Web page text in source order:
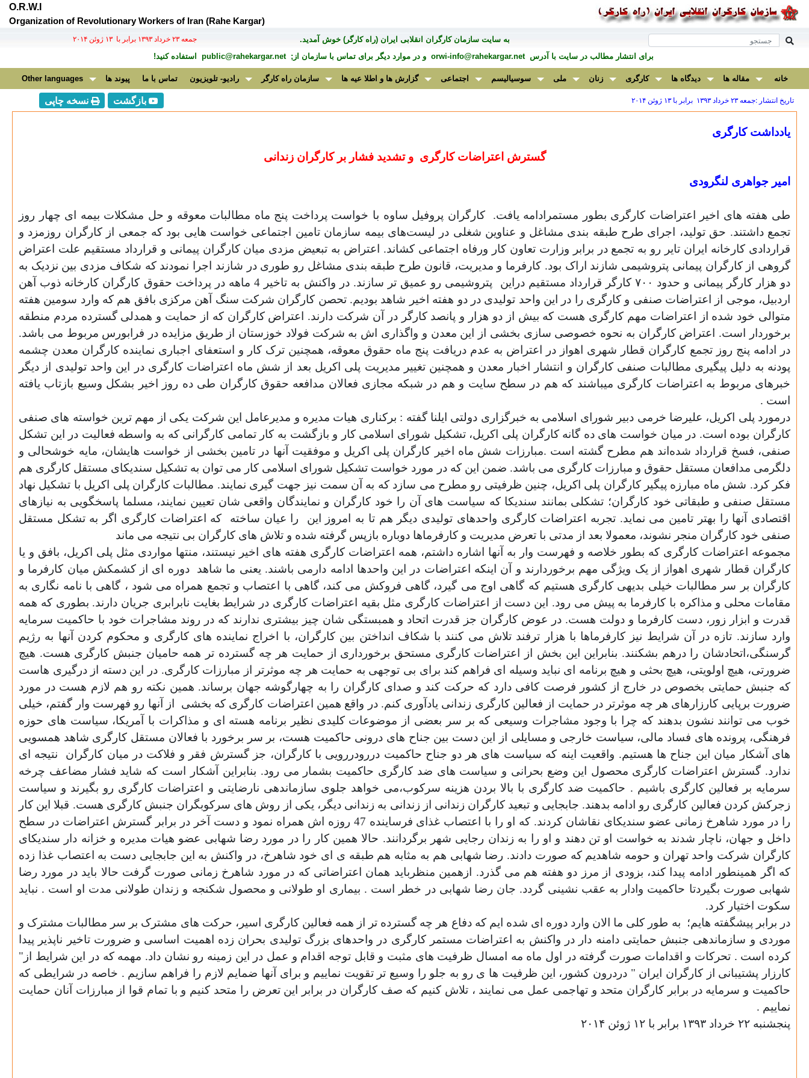
O.R.W.I
Organization of Revolutionary Workers of Iran (Rahe Kargar)
به سايت سازمان کارگران انقلابی ايران (راه کارگر) خوش آمديد. جمعه ۲۳ خرداد ۱۳۹۳ برابر با ۱۳ ژوئن ۲۰۱۴
برای انتشار مطالب در سايت با آدرسorwi-info@rahekargar.net و در موارد ديگر برای تماس با سازمان از;public@rahekargar.net استفاده کنید!
خانه مقاله ها دیدگاه ها کارگری زنان ملی سوسیالیسم اجتماعی گزارش ها و اطلا عیه ها سازمان راه کارگر رادیو- تلویزیون تماس با ما پیوند ها Other languages
تاریخ انتشار :جمعه ۲۳ خرداد ۱۳۹۳ برابر با ۱۳ ژوئن ۲۰۱۴ بازگشت نسخه چاپی
یادداشت کارگری
گسترش اعتراضات کارگری و تشدید فشار بر کارگران زندانی
امیر جواهری لنگرودی
طی هفته های اخیر اعتراضات کارگری بطور مستمرادامه یافت.
کارگران پروفیل ساوه با خواست پرداخت پنج ماه مطالبات معوقه و حل مشکلات بیمه ای چهار روز
تجمع داشتند. حق تولید، اجرای طرح طبقه بندی مشاغل و عناوین شغلی در لیست‌های بیمه سازمان تامین اجتماعی خواست هایی بود که جمعی از کارگران روزمزد و
قراردادی کارخانه ایران تایر رو به تجمع در برابر وزارت تعاون کار ورفاه اجتماعی کشاند. اعتراض به تبعیض مزدی میان کارگران پیمانی و قرارداد مستقیم علت اعتراض
گروهی از کارگران پیمانی پتروشیمی شازند اراک بود. کارفرما و مدیریت، قانون طرح طبقه بندی مشاغل رو طوری در شازند اجرا نمودند که شکاف مزدی بین نزدیک به
دو هزار کارگر پیمانی و حدود ۷۰۰کارگر قرارداد مستقیم دراین
پتروشیمی رو عمیق تر سازند. در واکنش به تاخیر 4 ماهه در پرداخت حقوق کارگران کارخانه ذوب آهن
اردبیل، موجی از اعتراضات صنفی و کارگری را در این واحد تولیدی در دو هفته اخیر شاهد بودیم. تحصن کارگران شرکت سنگ آهن مرکزی بافق هم که وارد سومین هفته
متوالی خود شده از اعتراضات مهم کارگری هست که بیش از دو هزار و پانصد کارگر در آن شرکت دارند. اعتراض کارگران که از حمایت و همدلی گسترده مردم منطقه
برخوردار است. اعتراض کارگران به نحوه خصوصی سازی بخشی از این معدن و واگذاری اش به شرکت فولاد خوزستان از طریق مزایده در فرابورس مربوط می باشد.
در ادامه پنج روز تجمع کارگران قطار شهری اهواز در اعتراض به عدم دریافت پنج ماه حقوق معوقه، همچنین ترک کار و استعفای اجباری نماینده کارگران معدن چشمه
پودنه به دلیل پیگیری مطالبات صنفی کارگران و انتشار اخبار معدن و همچنین تغییر مدیریت پلی اکریل بعد از شش ماه اعتراضات کارگری در این واحد تولیدی از دیگر
خبرهای مربوط به اعتراضات کارگری میباشند که هم در سطح سایت و هم در شبکه مجازی فعالان مدافعه حقوق کارگران طی ده روز اخیر بشکل وسیع بازتاب یافته
است .
درمورد پلی اکریل، علیرضا خرمی دبیر شورای اسلامی به خبرگزاری دولتی ایلنا گفته : برکناری هیات مدیره و مدیرعامل این شرکت یکی از مهم ترین خواسته های صنفی
کارگران بوده است. در میان خواست های ده گانه کارگران پلی اکریل، تشکیل شورای اسلامی کار و بازگشت به کار تمامی کارگرانی که به واسطه فعالیت در این تشکل
صنفی، فسخ قرارداد شده‌اند هم مطرح گشته است .مبارزات شش ماه اخیر کارگران پلی اکریل و موفقیت آنها در تامین بخشی از خواست هایشان، مایه خوشحالی و
دلگرمی مدافعان مستقل حقوق و مبارزات کارگری می باشد. ضمن این که در مورد خواست تشکیل شورای اسلامی کار می توان به تشکیل سندیکای مستقل کارگری هم
فکر کرد. شش ماه مبارزه پیگیر کارگران پلی اکریل، چنین ظرفیتی رو مطرح می سازد که به آن سمت نیز جهت گیری نمایند. مطالبات کارگران پلی اکریل با تشکیل نهاد
مستقل صنفی و طبقاتی خود کارگران؛ تشکلی بمانند سندیکا که سیاست های آن را خود کارگران و نمایندگان واقعی شان تعیین نمایند، مسلما پاسخگویی به نیازهای
اقتصادی آنها را بهتر تامین می نماید. تجربه اعتراضات کارگری واحدهای تولیدی دیگر هم تا به امروز این
را عیان ساخته
که اعتراضات کارگری اگر به تشکل مستقل
صنفی خود کارگران منجر نشوند، معمولا بعد از مدتی با تعرض مدیریت و کارفرماها دوباره بازپس گرفته شده و تلاش های کارگران بی نتیجه می ماند
مجموعه اعتراضات کارگری که بطور خلاصه و فهرست وار به آنها اشاره داشتم، همه اعتراضات کارگری هفته های اخیر نیستند، منتها مواردی مثل پلی اکریل، بافق و یا
کارگران قطار شهری اهواز از یک ویژگی مهم برخوردارند و آن اینکه اعتراضات در این واحدها ادامه دارمی باشند. یعنی ما شاهد
دوره ای از کشمکش میان کارفرما و
کارگران بر سر مطالبات خیلی بدیهی کارگری هستیم که گاهی اوج می گیرد، گاهی فروکش می کند، گاهی با اعتصاب و تجمع همراه می شود ، گاهی با نامه نگاری به
مقامات محلی و مذاکره با کارفرما به پیش می رود. این دست از اعتراضات کارگری مثل بقیه اعتراضات کارگری در شرایط بغایت نابرابری جریان دارند. بطوری که همه
قدرت و ابزار زور، دست کارفرما و دولت هست. در عوض کارگران جز قدرت اتحاد و همبستگی شان چیز بیشتری ندارند که در روند مشاجرات خود با حاکمیت سرمایه
وارد سازند. تازه در آن شرایط نیز کارفرماها با هزار ترفند تلاش می کنند با شکاف انداختن بین کارگران، با اخراج نماینده های کارگری و محکوم کردن آنها به رژیم
گرسنگی،اتحادشان را درهم بشکنند. بنابراین این بخش از اعتراضات کارگری مستحق برخورداری از حمایت هر چه گسترده تر همه حامیان جنبش کارگری هست. هیچ
ضرورتی، هیچ اولویتی، هیچ بحثی و هیچ برنامه ای نباید وسیله ای فراهم کند برای بی توجهی به حمایت هر چه موثرتر از مبارزات کارگری. در این دسته از درگیری هاست
که جنبش حمایتی بخصوص در خارج از کشور فرصت کافی دارد که حرکت کند و صدای کارگران را به چهارگوشه جهان برساند. همین نکته رو هم لازم هست در مورد
ضرورت برپایی کارزارهای هر چه موثرتر در حمایت از فعالین کارگری زندانی یادآوری کنم. در واقع همین اعتراضات کارگری که بخشی
از آنها رو فهرست وار گفتم، خیلی
خوب می توانند نشون بدهند که چرا با وجود مشاجرات وسیعی که بر سر بعضی از موضوعات کلیدی نظیر برنامه هسته ای و مذاکرات با آمریکا، سیاست های حوزه
فرهنگی، پرونده های فساد مالی، سیاست خارجی و مسایلی از این دست بین جناح های درونی حاکمیت هست، بر سر برخورد با فعالان مستقل کارگری شاهد همسویی
های آشکار میان این جناح ها هستیم. واقعیت اینه که سیاست های هر دو جناح حاکمیت دررودررویی با کارگران، جز گسترش فقر و فلاکت در میان کارگران
نتیجه ای
ندارد. گسترش اعتراضات کارگری محصول این وضع بحرانی و سیاست های ضد کارگری حاکمیت بشمار می رود. بنابراین آشکار است که شاید فشار مضاعف چرخه
سرمایه بر فعالین کارگری باشیم . حاکمیت ضد کارگری با بالا بردن هزینه سرکوب،می خواهد جلوی سازماندهی نارضایتی و اعتراضات کارگری رو بگیرند و سیاست
زجرکش کردن فعالین کارگری رو ادامه بدهند. جابجایی و تبعید کارگران زندانی از زندانی به زندانی دیگر، یکی از روش های سرکوبگران جنبش کارگری هست. قبلا این کار
را در مورد شاهرخ زمانی عضو سندیکای نقاشان کردند. که او را با اعتصاب غذای فرساینده 47 روزه اش همراه نمود و دست آخر در برابر گسترش اعتراضات در سطح
داخل و جهان، ناچار شدند به خواست او تن دهند و او را به زندان رجایی شهر برگردانند. حالا همین کار را در مورد رضا شهابی عضو هیات مدیره و خزانه دار سندیکای
کارگران شرکت واحد تهران و حومه شاهدیم که صورت دادند. رضا شهابی هم به مثابه هم طبقه ی ای خود شاهرخ، در واکنش به این جابجایی دست به اعتصاب غذا زده
که اگر همینطور ادامه پیدا کند، بزودی از مرز دو هفته هم می گذرد. ازهمین منظرباید همان اعتراضاتی که در مورد شاهرخ زمانی صورت گرفت حالا باید در مورد رضا
شهابی صورت بگیردتا حاکمیت وادار به عقب نشینی گردد. جان رضا شهابی در خطر است . بیماری او طولانی و محصول شکنجه و زندان طولانی مدت او است . نباید
سکوت اختیار کرد.
در برابر پیشگفته هایم؛
به طور کلی ما الان وارد دوره ای شده ایم که دفاع هر چه گسترده تر از همه فعالین کارگری اسیر، حرکت های مشترک بر سر مطالبات مشترک و
موردی و سازماندهی جنبش حمایتی دامنه دار در واکنش به اعتراضات مستمر کارگری در واحدهای بزرگ تولیدی بحران زده اهمیت اساسی و ضرورت تاخیر ناپذیر پیدا
کرده است . تحرکات و اقدامات صورت گرفته در اول ماه مه امسال ظرفیت های مثبت و قابل توجه اقدام و عمل در این زمینه رو نشان داد. مهمه که در این شرایط از"
کارزار پشتیبانی از کارگران ایران " دردرون کشور، این ظرفیت ها ی رو به جلو را وسیع تر تقویت نماییم و برای آنها ضمایم لازم را فراهم سازیم . خاصه در شرایطی که
حاکمیت و سرمایه در برابر کارگران متحد و تهاجمی عمل می نمایند ، تلاش کنیم که صف کارگران در برابر این تعرض را متحد کنیم و با تمام قوا از مبارزات آنان حمایت
نماییم .
پنجشنبه ۲۲ خرداد ۱۳۹۳ برابر با ۱۲ ژوئن ۲۰۱۴